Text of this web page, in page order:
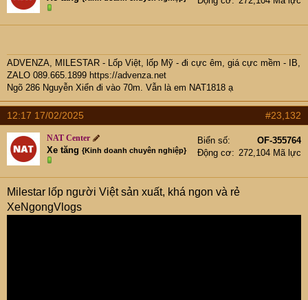
ADVENZA, MILESTAR - Lốp Việt, lốp Mỹ - đi cực êm, giá cực mềm - IB,
ZALO 089.665.1899 https://advenza.net
Ngõ 286 Nguyễn Xiển đi vào 70m. Vẫn là em NAT1818 ạ
12:17 17/02/2025 #23,132
NAT Center
Xe tăng {Kinh doanh chuyên nghiệp}
Biển số
OF-355764
Động cơ
272,104 Mã lực
Milestar lốp người Việt sản xuất, khá ngon và rẻ
XeNgongVlogs